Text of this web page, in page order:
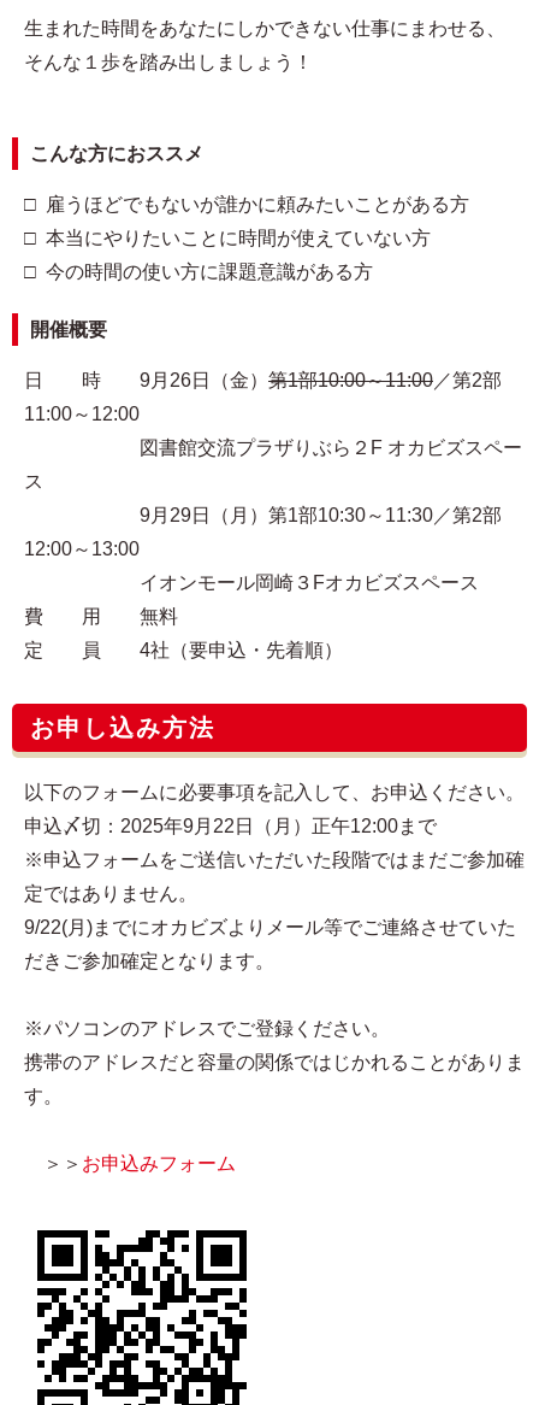
生まれた時間をあなたにしかできない仕事にまわせる、
そんな１歩を踏み出しましょう！
こんな方におススメ
□ 雇うほどでもないが誰かに頼みたいことがある方
□ 本当にやりたいことに時間が使えていない方
□ 今の時間の使い方に課題意識がある方
開催概要
日 時 9月26日（金） 第1部10:00～11:00 ／第2部
11:00～12:00
図書館交流プラザりぶら２F オカビズスペー
ス
9月29日（月）第1部10:30～11:30／第2部
12:00～13:00
イオンモール岡崎３Fオカビズスペース
費 用 無料
定 員 4社（要申込・先着順）
お申し込み方法
以下のフォームに必要事項を記入して、お申込ください。
申込〆切：2025年9月22日（月）正午12:00まで
※申込フォームをご送信いただいた段階ではまだご参加確
定ではありません。
9/22(月)までにオカビズよりメール等でご連絡させていた
だきご参加確定となります。
※パソコンのアドレスでご登録ください。
携帯のアドレスだと容量の関係ではじかれることがありま
す。
＞＞ お申込みフォーム